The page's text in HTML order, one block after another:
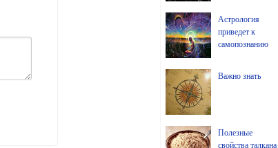
Астрология
приведет к
самопознанию
Важно знать
Полезные
свойства талкана